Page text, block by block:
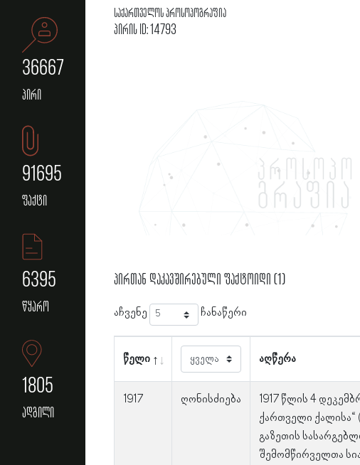
36667
პირი
91695
ფაქტი
6395
წყარო
1805
ადგილი
საქართველოს პროსოპოგრაფია
პირის ID: 14793
პირთან დაკავშირებული ფაქტოიდი (1)
აჩვენე ჩანაწერი
წელი აღწერა
1917 ღონისძიება
1917 წლის 4
ქართველი ქალისა“
გაზეთის
შემომწირველთა